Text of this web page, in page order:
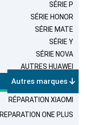
SÉRIE P
SÉRIE HONOR
SÉRIE MATE
SÉRIE Y
SÉRIE NOVA
AUTRES HUAWEI
Autres marques
RÉPARATION XIAOMI
REPARATION ONE PLUS